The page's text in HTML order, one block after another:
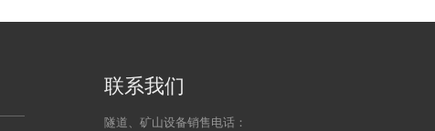
联系我们
隧道、矿山设备销售电话：